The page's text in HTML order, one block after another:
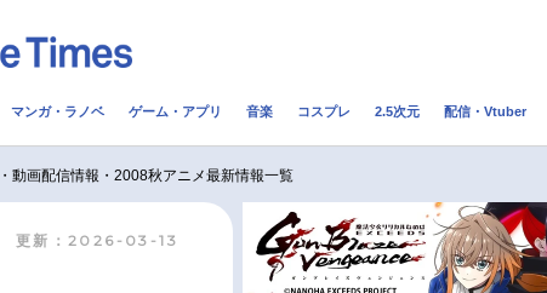
2.5次元 配信・Vtuber トレンド
マンガ・ラノベ ゲーム・アプリ 音楽 コスプレ 2.5次元 配信・Vtuber
動画配信情報・2008秋アニメ最新情報一覧
更新：2026-03-13